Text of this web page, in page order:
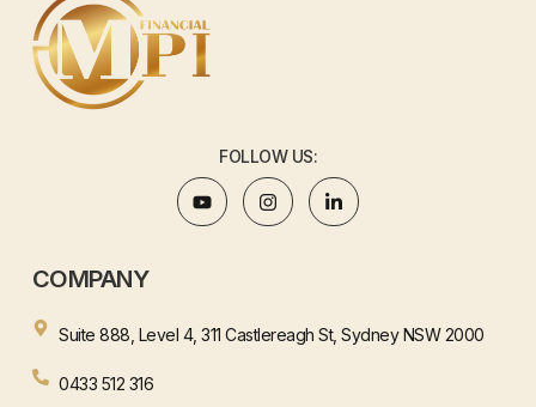
FOLLOW US:
COMPANY
Suite 888, Level 4, 311 Castlereagh St, Sydney NSW 2000
0433 512 316